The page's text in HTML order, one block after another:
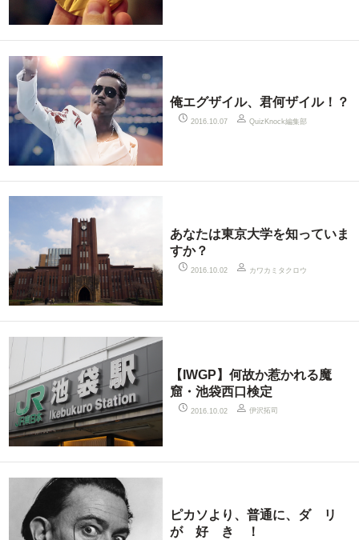
俺エグザイル、君何ザイル！？
2016.10.07 QuizKnock編集部
あなたは東京大学を知っていま
すか？
2016.10.02 カワカミタクロウ
【IWGP】何故か惹かれる魔
窟・池袋西口検定
2016.10.02 伊沢拓司
ピカソより、普通に、ダ リ
が 好 き ！